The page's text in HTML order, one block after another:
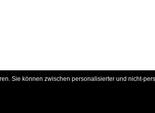
Sie können zwischen personalisierter und nicht-